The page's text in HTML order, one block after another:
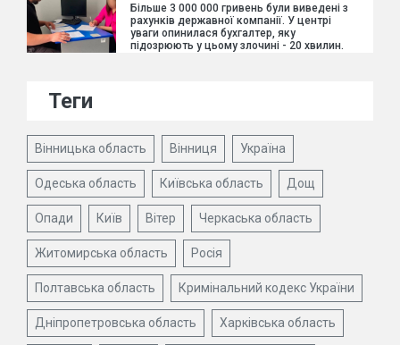
Більше 3 000 000 гривень були виведені з
рахунків державної компанії. У центрі
уваги опинилася бухгалтер, яку
підозрюють у цьому злочині - 20 хвилин.
Теги
Вінницька область Вінниця Україна
Одеська область Київська область Дощ
Опади Київ Вітер Черкаська область
Житомирська область Росія
Полтавська область Кримінальний кодекс України
Дніпропетровська область Харківська область